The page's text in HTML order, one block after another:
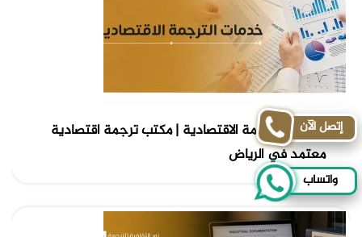
خدمات الترجمة الاقتصادية | مكتب ترجمة اقتصادية
معتمد في الرياض
إتصل الآن
واتساب